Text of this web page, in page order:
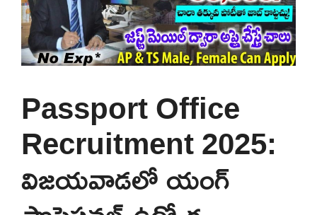
Passport Office
Recruitment 2025:
విజయవాడలో యంగ్